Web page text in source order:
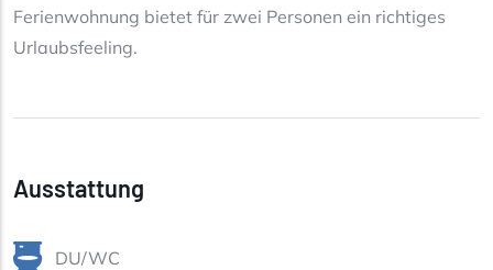
Ferienwohnung bietet für zwei Personen ein richtiges
Urlaubsfeeling.
Ausstattung
DU/WC